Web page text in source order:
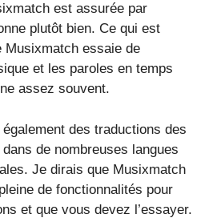
est assurée par
plutôt bien. Ce qui est
Musixmatch essaie de
et les paroles en temps
assez souvent.
des traductions des
de nombreuses langues
Je dirais que Musixmatch
de fonctionnalités pour
et que vous devez l’essayer.